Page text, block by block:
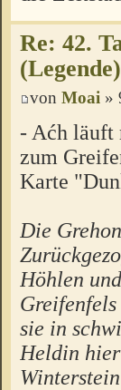
Re: 42.
(Legende)
von Moai »
- Aćh läuft
zum
Karte
Die
Höhlen
sie in
Heldin